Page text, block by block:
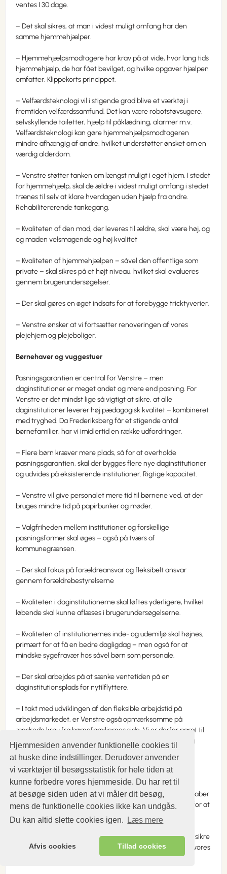
Hjemmesiden anvender funktionelle cookies til
at huske dine indstillinger. Derudover anvender
vi værktøjer til besøgsstatistik for hele tiden at
kunne forbedre vores hjemmeside. Du har ret til
at besøge siden uden at vi måler dit besøg,
mens de funktionelle cookies ikke kan undgås.
Du kan altid slette cookies igen.
Læs mere
Afvis cookies Tillad cookies
ventes I 30 dage.
– Det skal sikres, at man i videst muligt omfang har den
samme hjemmehjælper.
– Hjemmehjælpsmodtagere har krav på at vide, hvor lang tids
hjemmehjælp, de har fået bevilget, og hvilke opgaver hjælpen
omfatter. Klippekorts princippet.
– Velfærdsteknologi vil i stigende grad blive et værktøj i
fremtiden velfærdssamfund. Det kan være robotstøvsugere,
selvskyllende toiletter, hjælp til påklædning, alarmer m.v.
Velfærdsteknologi kan gøre hjemmehjælpsmodtageren
mindre afhængig af andre, hvilket understøtter ønsket om en
værdig alderdom.
– Venstre støtter tanken om længst muligt i eget hjem. I stedet
for hjemmehjælp, skal de ældre i videst muligt omfang i stedet
trænes til selv at klare hverdagen uden hjælp fra andre.
Rehabilitererende tankegang.
– Kvaliteten af den mad, der leveres til ældre, skal være høj, og
og maden velsmagende og høj kvalitet
– Kvaliteten af hjemmehjælpen – såvel den offentlige som
private – skal sikres på et højt niveau, hvilket skal evalueres
gennem brugerundersøgelser.
– Der skal gøres en øget indsats for at forebygge tricktyverier.
– Venstre ønsker at vi fortsætter renoveringen af vores
plejehjem og plejeboliger.
Børnehaver og vuggestuer
Pasningsgarantien er central for Venstre – men
daginstitutioner er meget andet og mere end pasning. For
Venstre er det mindst lige så vigtigt at sikre, at alle
daginstitutioner leverer høj pædagogisk kvalitet – kombineret
med tryghed. Da Frederiksberg får et stigende antal
børnefamilier, har vi imidlertid en række udfordringer.
– Flere børn kræver mere plads, så for at overholde
pasningsgarantien, skal der bygges flere nye daginstitutioner
og udvides på eksisterende institutioner. Rigtige kapacitet.
– Venstre vil give personalet mere tid til børnene ved, at der
bruges mindre tid på papirbunker og møder.
– Valgfriheden mellem institutioner og forskellige
pasningsformer skal øges – også på tværs af
kommunegrænsen.
– Der skal fokus på forældreansvar og fleksibelt ansvar
gennem forældrebestyrelserne
– Kvaliteten i daginstitutionerne skal løftes yderligere, hvilket
løbende skal kunne aflæses i brugerundersøgelserne.
– Kvaliteten af institutionernes inde- og udemiljø skal højnes,
primært for at få en bedre dagligdag – men også for at
mindske sygefravær hos såvel børn som personale.
– Der skal arbejdes på at sænke ventetiden på en
daginstitutionsplads for nytilflyttere.
– I takt med udviklingen af den fleksible arbejdstid på
arbejdsmarkedet, er Venstre også opmærksomme på
ændrede krav fra børnefamiliernes side. Vi er derfor parat til
at indføre fleksible løsninger i form af deltidsordninger og
ligeledes for at øge åbningstiderne.
Målrettet integration og flygtninge
Nøgleordene for en målrettet integration er danskkundskaber
og samfundsforståelse. Det er samtidig en forudsætning for at
finde en plads på arbejdsmarkedet, men i endnu større
udstrækning en forudsætning for en bedre uddannelse.
Venstres fokus vil primært blive rettet mod de unge for at sikre
dem en god uddannelse. Mere om flygtninge. Påtager os vores